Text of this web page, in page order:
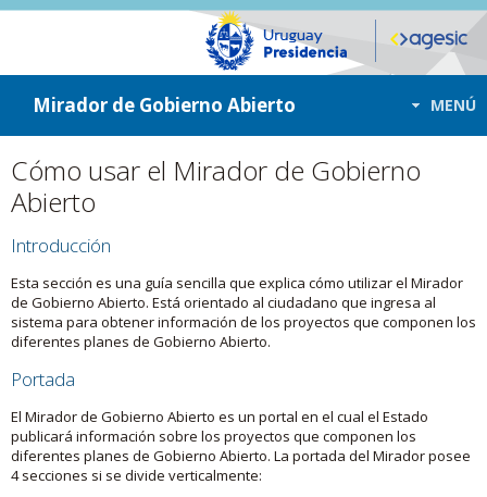
ir a contenido
ir al menú
Mirador de Gobierno Abierto MENÚ
Cómo usar el Mirador de Gobierno
Abierto
Introducción
Esta sección es una guía sencilla que explica cómo utilizar el Mirador
de Gobierno Abierto. Está orientado al ciudadano que ingresa al
sistema para obtener información de los proyectos que componen los
diferentes planes de Gobierno Abierto.
Portada
El Mirador de Gobierno Abierto es un portal en el cual el Estado
publicará información sobre los proyectos que componen los
diferentes planes de Gobierno Abierto. La portada del Mirador posee
4 secciones si se divide verticalmente: